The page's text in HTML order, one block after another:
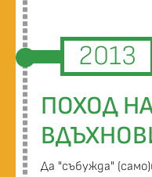
2013
ПОХОД
Да "събужда"